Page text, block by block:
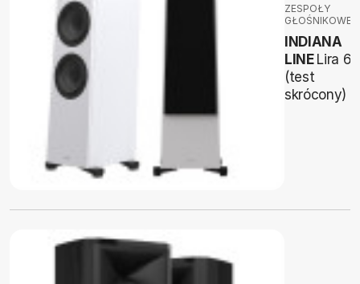
ZESPOŁY
GŁOŚNIKOWE
INDIANA
LINE Lira 6
(test
skrócony)